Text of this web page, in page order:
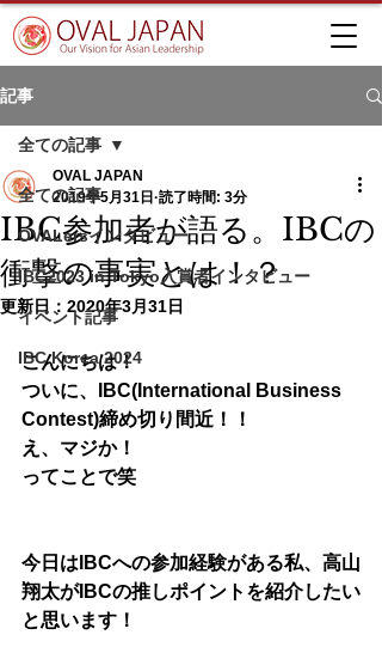
記事
全ての記事
OVALersインタビュー
IBC2023 in Tokyo入賞者インタビュー
イベント記事
IBC Korea 2024
全ての記事
IBC参加者が語る。IBCの
衝撃の事実とは！？
OVAL JAPAN
2019年5月31日 読了時間: 3分
更新日： 2020年3月31日
こんにちは！
ついに、IBC(International Business
Contest)締め切り間近！！
え、マジか！
ってことで笑
今日はIBCへの参加経験がある私、高山
翔太がIBCの推しポイントを紹介したい
と思います！